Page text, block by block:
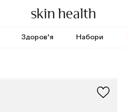
Здоров'я Набори